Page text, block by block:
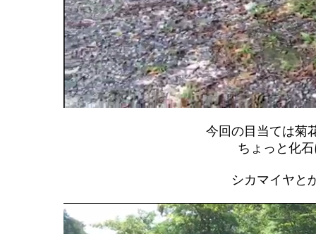
今回の目当ては菊
ちょっと化
シカマイヤと